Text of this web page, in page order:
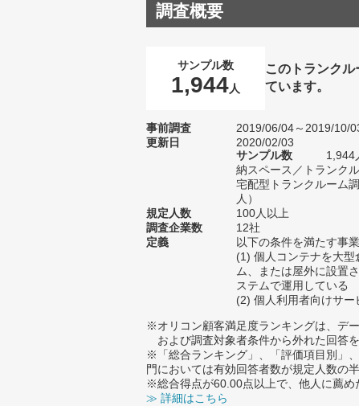
調査概要
サンプル数
1,944人
このトランク
ています。
事前調査
2019/06/04～2019/10/
更新日
2020/02/03
サンプル数
1,944
納スペース／トランク
宅配型トランクルーム
人）
規定人数
100人以上
調査企業数
12社
定義
以下の条件を満たす事
(1) 個人コンテナを大
ム、または屋外に設置
ステムで運用している
(2) 個人利用者向けサー
※オリコン顧客満足度ランキングは、デ
および調査対象者条件から外れた回答
※「総合ランキング」、「評価項目別」
門においては有効回答者数が規定人数の
※総合得点が60.00点以上で、他人に薦め
≫ 詳細はこちら